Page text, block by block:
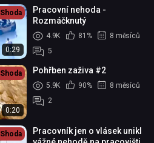
Shoda
0:29
Pracovní nehoda -
Rozmáčknutý
4.9K 81%
8 měsíců
5
Shoda
0:20
Pohřben zaživa #2
5.9K 90%
8 měsíců
2
Shoda
Pracovník jen o vlásek unikl